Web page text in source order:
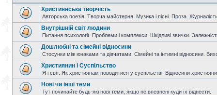
Християнська творчість
Авторська поезія. Творча майстерня. Музика і пісні. Проза.
Внутрішній світ людини
Питання психології. Проблеми і комплекси. Шкідливі звички.
Дошлюбні та сімейні відносини
Стосунки між юнаками та дівчатами. Сімейні та інтимні відносини.
Християнин і Суспільство
Я і світ. Як християнам поводитися у суспільстві. Відносини
Нові чи інші теми
Тут починайте будь-які нові теми, якщо не впевнені куди їх віднести.